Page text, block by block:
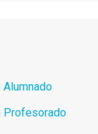
Profesorado